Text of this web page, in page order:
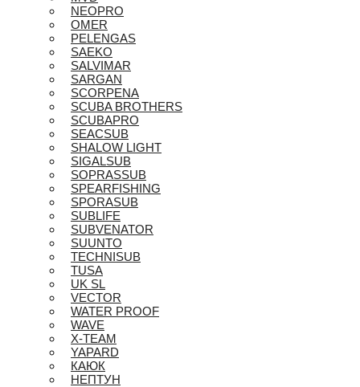
NEOPRO
OMER
PELENGAS
SAEKO
SALVIMAR
SARGAN
SCORPENA
SCUBA BROTHERS
SCUBAPRO
SEACSUB
SHALOW LIGHT
SIGALSUB
SOPRASSUB
SPEARFISHING
SPORASUB
SUBLIFE
SUBVENATOR
SUUNTO
TECHNISUB
TUSA
UK SL
VECTOR
WATER PROOF
WAVE
X-TEAM
YAPARD
КАЮК
НЕПТУН